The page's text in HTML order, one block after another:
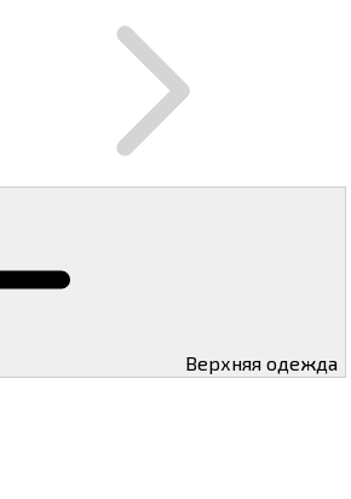
Верхняя одежда